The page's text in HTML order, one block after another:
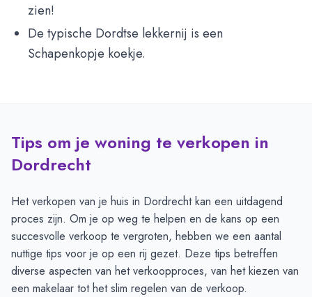
zien!
De typische Dordtse lekkernij is een
Schapenkopje koekje.
Tips om je woning te verkopen in
Dordrecht
Het verkopen van je huis in Dordrecht kan een uitdagend
proces zijn. Om je op weg te helpen en de kans op een
succesvolle verkoop te vergroten, hebben we een aantal
nuttige tips voor je op een rij gezet. Deze tips betreffen
diverse aspecten van het verkoopproces, van het kiezen van
een makelaar tot het slim regelen van de verkoop.